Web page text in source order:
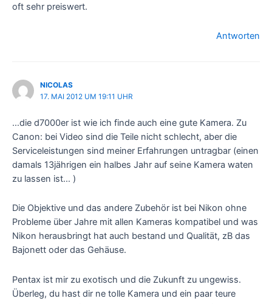
oft sehr preiswert.
Antworten
NICOLAS
17. MAI 2012 UM 19:11 UHR
…die d7000er ist wie ich finde auch eine gute Kamera. Zu
Canon: bei Video sind die Teile nicht schlecht, aber die
Serviceleistungen sind meiner Erfahrungen untragbar (einen
damals 13jährigen ein halbes Jahr auf seine Kamera waten
zu lassen ist… )
Die Objektive und das andere Zubehör ist bei Nikon ohne
Probleme über Jahre mit allen Kameras kompatibel und was
Nikon herausbringt hat auch bestand und Qualität, zB das
Bajonett oder das Gehäuse.
Pentax ist mir zu exotisch und die Zukunft zu ungewiss.
Überleg, du hast dir ne tolle Kamera und ein paar teure